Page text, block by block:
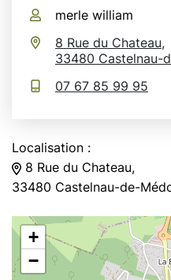
merle william
8 Rue du Chateau,
33480 Castelnau-
07 67 85 99 95
Localisation :
8 Rue du Chateau,
33480 Castelnau-de-
+
−